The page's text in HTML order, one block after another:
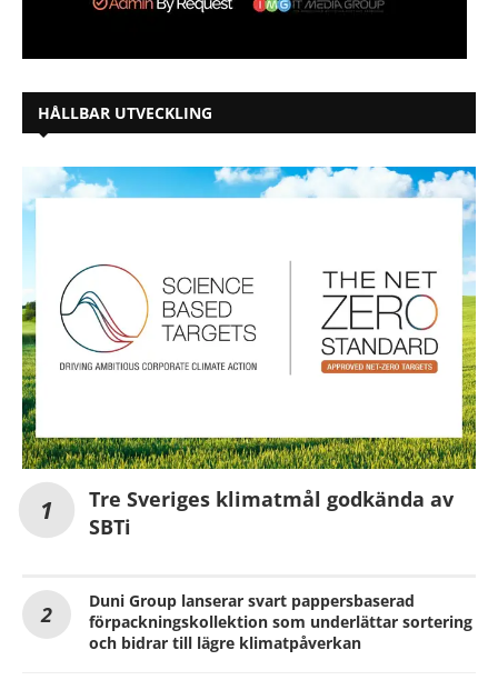
HÅLLBAR UTVECKLING
Tre Sveriges klimatmål godkända av
SBTi
Duni Group lanserar svart pappersbaserad
förpackningskollektion som underlättar sortering
och bidrar till lägre klimatpåverkan